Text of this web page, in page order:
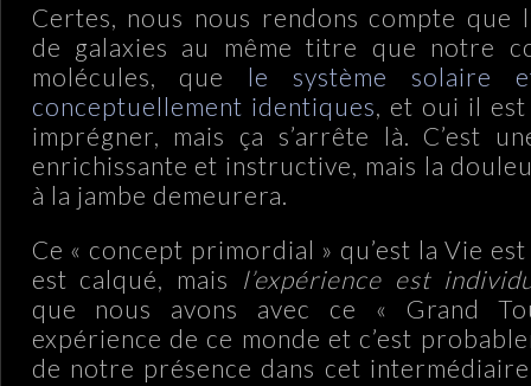
Certes, nous nous rendons compte que
de galaxies au même titre que notre
molécules, que le système solaire
conceptuellement identiques , et oui il
imprégner, mais ça s’arrête là. C’est
enrichissante et instructive, mais la
à la jambe demeurera.
Ce « concept primordial » qu’est la Vie
est calqué, mais l’expérience est
que nous avons avec ce « Grand
expérience de ce monde et c’est
de notre présence dans cet